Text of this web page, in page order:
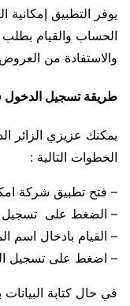
يوفر التطبيق
الحساب والقيام
والاستفادة من
طريقة تسجيل الدخول
يمكنك عزيزي الزائر
الخطوات التالية :
– فتح تطبيق شركة
– الضغط على تسجيل
– القيام بادخال اسم
– اضغط على تسجيل
في حال كتابة